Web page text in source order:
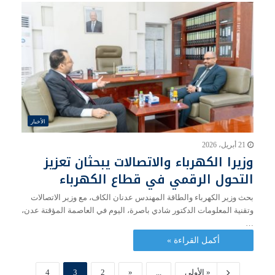
الأخبار
21 أبريل، 2026
وزيرا الكهرباء والاتصالات يبحثان تعزيز
التحول الرقمي في قطاع الكهرباء
بحث وزير الكهرباء والطاقة المهندس عدنان الكاف، مع وزير الاتصالات
وتقنية المعلومات الدكتور شادي باصرة، اليوم في العاصمة المؤقتة عدن،
…
أكمل القراءة »
« الأولى ...
«
2
3
4